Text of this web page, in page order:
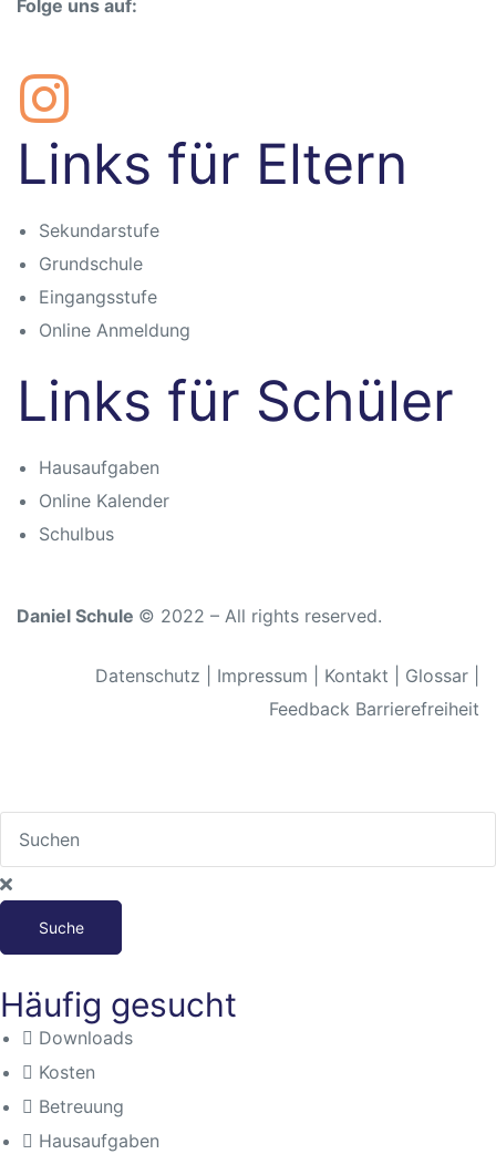
Folge uns auf:
Links für Eltern
Sekundarstufe
Grundschule
Eingangsstufe
Online Anmeldung
Links für Schüler
Hausaufgaben
Online Kalender
Schulbus
Daniel Schule © 2022 – All rights reserved.
Datenschutz Impressum Kontakt Glossar
Feedback Barrierefreiheit
Suche
Häufig gesucht
Downloads
Kosten
Betreuung
Hausaufgaben